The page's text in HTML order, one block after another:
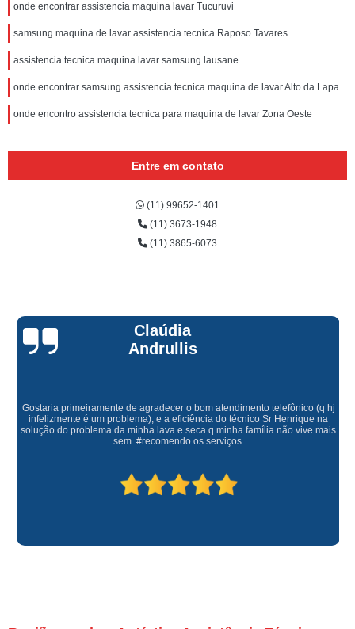
onde encontrar assistencia maquina lavar Tucuruvi
samsung maquina de lavar assistencia tecnica Raposo Tavares
assistencia tecnica maquina lavar samsung lausane
onde encontrar samsung assistencia tecnica maquina de lavar Alto da Lapa
onde encontro assistencia tecnica para maquina de lavar Zona Oeste
Entre em contato
(11) 99652-1401
(11) 3673-1948
(11) 3865-6073
Claúdia
Andrullis
Gostaria primeiramente de agradecer o bom atendimento telefônico (q hj
infelizmente é um problema), e a eficiência do técnico Sr Henrique na
solução do problema da minha lava e seca q minha família não vive mais
sem. #recomendo os serviços.